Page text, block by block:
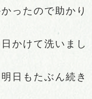
ったので助かり
かけて洗いまし
日もたぶん続き